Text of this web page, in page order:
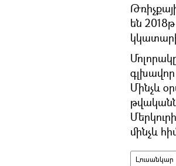
են
գլխավոր
Մինչև
մինչև
Լուսանկար